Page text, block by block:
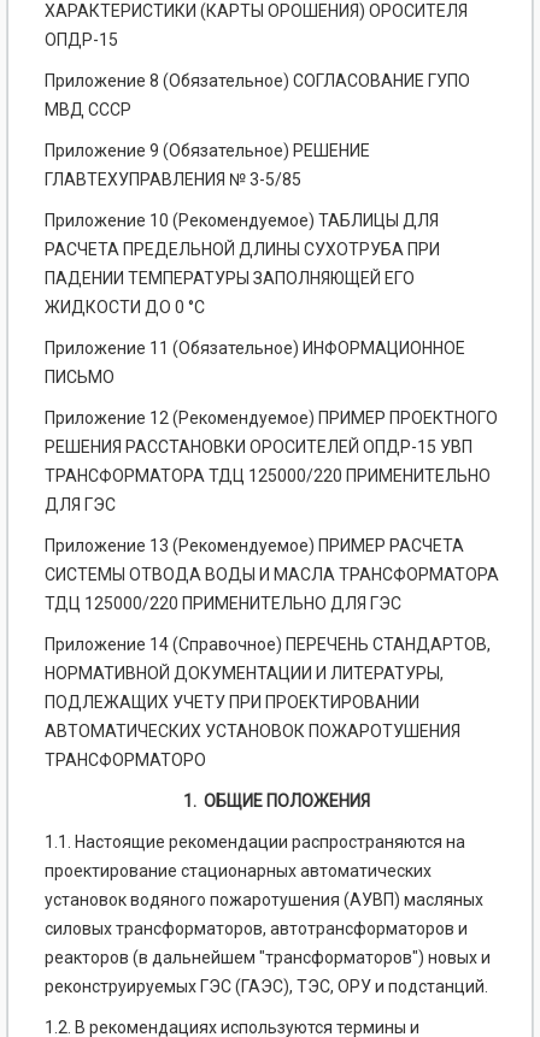
ХАРАКТЕРИСТИКИ (КАРТЫ ОРОШЕНИЯ) ОРОСИТЕЛЯ
ОПДР-15
Приложение 8 (Обязательное) СОГЛАСОВАНИЕ ГУПО
МВД СССР
Приложение 9 (Обязательное) РЕШЕНИЕ
ГЛАВТЕХУПРАВЛЕНИЯ № 3-5/85
Приложение 10 (Рекомендуемое) ТАБЛИЦЫ ДЛЯ
РАСЧЕТА ПРЕДЕЛЬНОЙ ДЛИНЫ СУХОТРУБА ПРИ
ПАДЕНИИ ТЕМПЕРАТУРЫ ЗАПОЛНЯЮЩЕЙ ЕГО
ЖИДКОСТИ ДО 0 °С
Приложение 11 (Обязательное) ИНФОРМАЦИОННОЕ
ПИСЬМО
Приложение 12 (Рекомендуемое) ПРИМЕР ПРОЕКТНОГО
РЕШЕНИЯ РАССТАНОВКИ ОРОСИТЕЛЕЙ ОПДР-15 УВП
ТРАНСФОРМАТОРА ТДЦ 125000/220 ПРИМЕНИТЕЛЬНО
ДЛЯ ГЭС
Приложение 13 (Рекомендуемое) ПРИМЕР РАСЧЕТА
СИСТЕМЫ ОТВОДА ВОДЫ И МАСЛА ТРАНСФОРМАТОРА
ТДЦ 125000/220 ПРИМЕНИТЕЛЬНО ДЛЯ ГЭС
Приложение 14 (Справочное) ПЕРЕЧЕНЬ СТАНДАРТОВ,
НОРМАТИВНОЙ ДОКУМЕНТАЦИИ И ЛИТЕРАТУРЫ,
ПОДЛЕЖАЩИХ УЧЕТУ ПРИ ПРОЕКТИРОВАНИИ
АВТОМАТИЧЕСКИХ УСТАНОВОК ПОЖАРОТУШЕНИЯ
ТРАНСФОРМАТОРО
1. ОБЩИЕ ПОЛОЖЕНИЯ
1.1. Настоящие рекомендации распространяются на
проектирование стационарных автоматических
установок водяного пожаротушения (АУВП) масляных
силовых трансформаторов, автотрансформаторов и
реакторов (в дальнейшем "трансформаторов") новых и
реконструируемых ГЭС (ГАЭС), ТЭС, ОРУ и подстанций.
1.2. В рекомендациях используются термины и